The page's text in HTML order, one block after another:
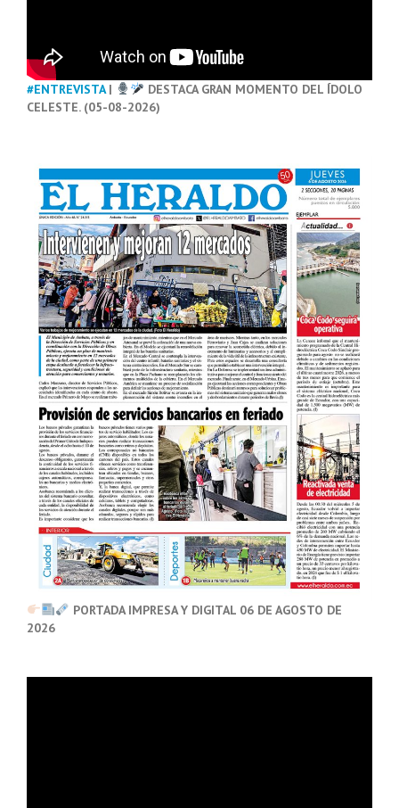
#ENTREVISTA|
DESTACA GRAN MOMENTO DEL ÍDOLO
CELESTE. (05-08-2026)
PORTADA IMPRESA Y DIGITAL 06 DE AGOSTO DE
2026